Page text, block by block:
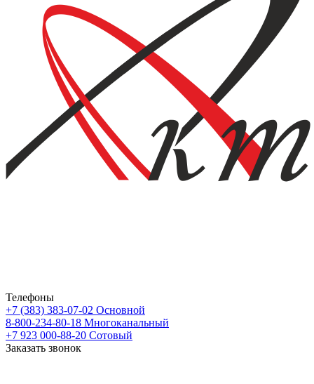
Телефоны
+7 (383) 383-07-02 Основной
8-800-234-80-18 Многоканальный
+7 923 000-88-20 Сотовый
Заказать звонок